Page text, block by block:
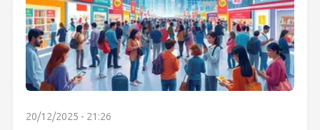
20/12/2025 - 21:26